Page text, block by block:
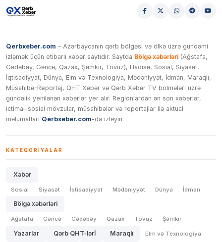
Qerbxeber.com – Azərbaycanın qərb bölgəsi və ölkə üzrə gündəmi
izləmək üçün etibarlı xəbər saytıdır. Saytda Bölgə xəbərləri (Ağstafa,
Gədəbəy, Gəncə, Qazax, Şəmkir, Tovuz), Hadisə, Sosial, Siyasət,
İqtisadiyyat, Dünya, Elm və Texnologiya, Mədəniyyət, İdman, Maraqlı,
Müsahibə-Reportaj, QHT Xəbər və Qərb Xəbər TV bölmələri üzrə
gündəlik yenilənən xəbərlər yer alır. Regionlardan ən son xəbərlər,
ictimai-sosial mövzular, müsahibələr və reportajlar ilə aktual
məlumatları Qerbxeber.com-da izləyin.
KATEQORIYALAR
Xəbər
Sosial Siyasət İqtisadiyyat Mədəniyyət Dünya İdman
Bölgə xəbərləri
Ağstafa Gəncə Gədəbəy Qazax Tovuz Şəmkir
Yazarlar Qərb QHT-lərİ Maraqlı Elm və Texnologiya